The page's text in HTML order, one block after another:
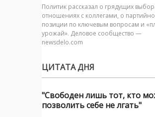
Политик рассказал о грядущих
отношениях с коллегами, о
позиции по ключевым вопросам и
урожай». Деловое сообщество —
newsdelo.com
ЦИТАТА ДНЯ
"Свободен лишь тот, кто
позволить себе не лгать"